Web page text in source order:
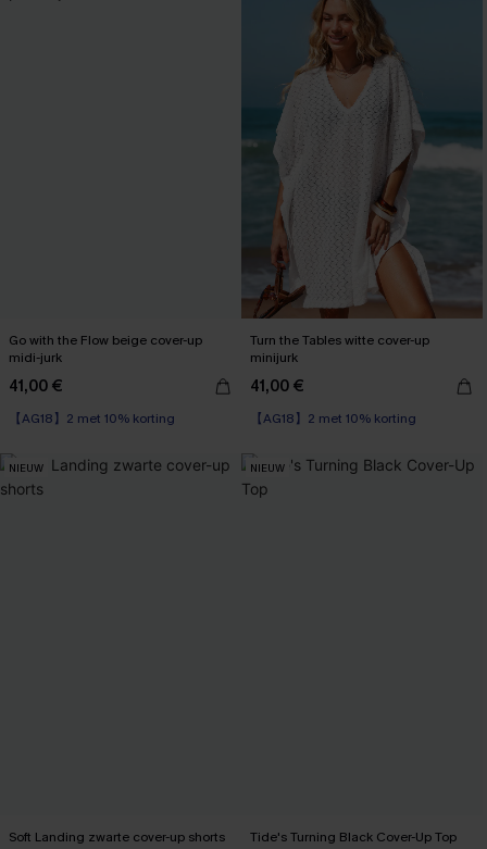
Go with the Flow beige cover-up
midi-jurk
41,00 €
【AG18】2 met 10% korting
Turn the Tables witte cover-up
minijurk
41,00 €
【AG18】2 met 10% korting
NIEUW
Soft Landing zwarte cover-up shorts
NIEUW
Tide's Turning Black Cover-Up Top